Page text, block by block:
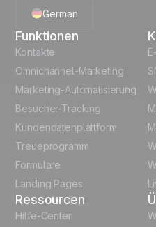
Automation
templates
Unlock
German
English
Polish
Español
Funktionen
Kontakte
Omnichannel-Marketing
Marketing-Automatisierung
Besucher-Tracking
Kundendatenplattform
Treueprogramm
Formulare
Landing Pages
Ressourcen
Hilfe-Center